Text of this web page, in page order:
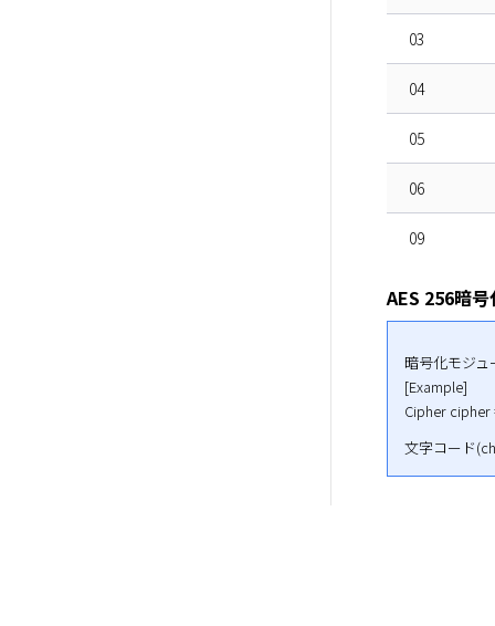
03
04
05
06
09
AES 256暗号
暗号化モジュ
[Example]
Cipher cipher
文字コード